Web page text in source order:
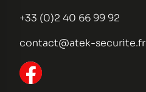
+33 (0)2 40 66 99 92
contact@atek-securite.fr